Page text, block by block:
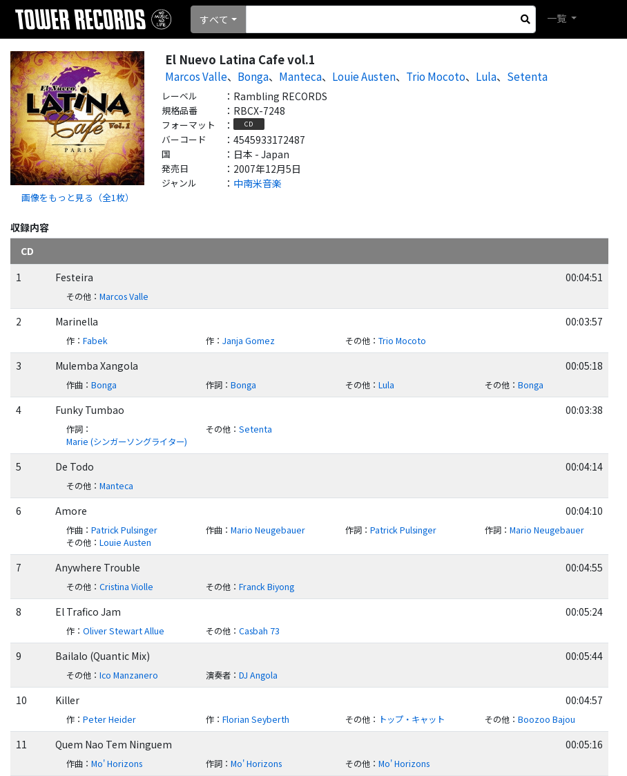
すべて 一覧
画像をもっと見る（全1 枚）
El Nuevo Latina Cafe vol.1
Marcos Valle、 Bonga、 Manteca、 Louie Austen、 Trio Mocoto、 Lula、 Setenta
レーベル ： Rambling RECORDS
規格品番 ： RBCX-7248
フォーマット ： CD
バーコード ： 4545933172487
国 ： 日本 - Japan
発売日 ： 2007年12月5日
ジャンル ： 中南米音楽
収録内容
CD
1
Festeira 00:04:51
その他 ：Marcos Valle
2 Marinella 00:03:57
作 ：Fabek 作 ：Janja Gomez その他 ：Trio Mocoto
3 Mulemba Xangola 00:05:18
作曲 ：Bonga 作詞 ：Bonga その他 ：Lula その他 ：Bonga
4 Funky Tumbao 00:03:38
作詞 ：
Marie (シンガーソングライター)
その他 ：Setenta
5 De Todo 00:04:14
その他 ：Manteca
6 Amore 00:04:10
作曲 ：Patrick Pulsinger 作曲 ：Mario Neugebauer 作詞 ：Patrick Pulsinger 作詞 ：Mario Neugebauer
その他 ：Louie Austen
7 Anywhere Trouble 00:04:55
その他 ：Cristina Violle その他 ：Franck Biyong
8 El Trafico Jam 00:05:24
作 ：Oliver Stewart Allue その他 ：Casbah 73
9 Bailalo (Quantic Mix) 00:05:44
その他 ：Ico Manzanero 演奏者 ：DJ Angola
10 Killer 00:04:57
作 ：Peter Heider 作 ：Florian Seyberth その他 ： トップ・キャット その他 ：Boozoo Bajou
11 Quem Nao Tem Ninguem 00:05:16
作曲 ：Mo' Horizons 作詞 ：Mo' Horizons その他 ：Mo' Horizons